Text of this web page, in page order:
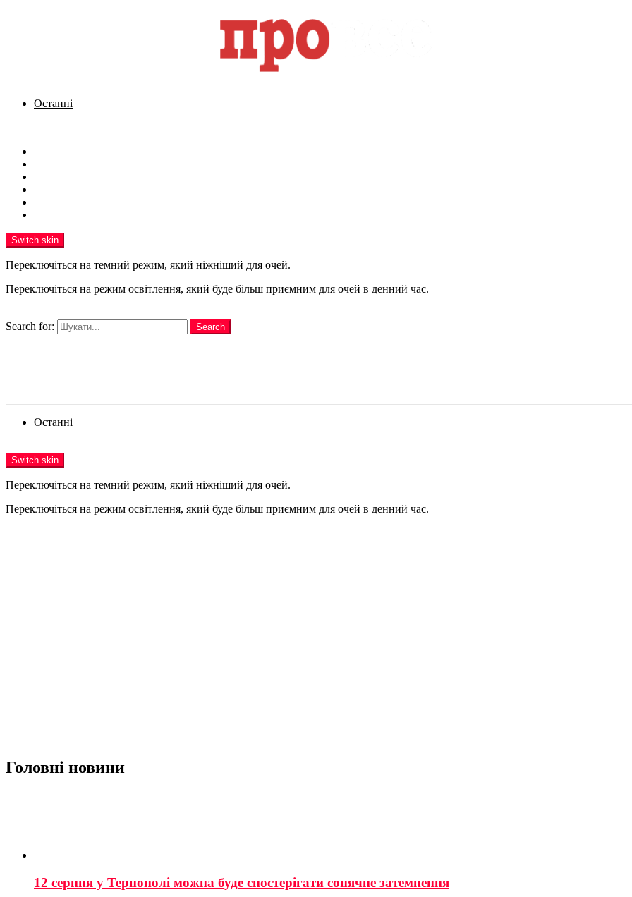
Останні
Switch skin
Переключіться на темний режим, який ніжніший для очей.
Переключіться на режим освітлення, який буде більш приємним для очей в денний час.
Search for:
Search
Останні
Switch skin
Переключіться на темний режим, який ніжніший для очей.
Переключіться на режим освітлення, який буде більш приємним для очей в денний час.
Головні новини
12 серпня у Тернополі можна буде спостерігати сонячне затемнення